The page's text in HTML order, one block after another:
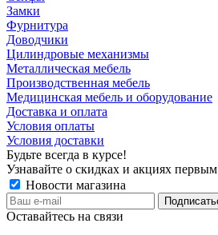
Замки
Фурнитура
Доводчики
Цилиндровые механизмы
Металлическая мебель
Производственная мебель
Медицинская мебель и оборудование
Доставка и оплата
Условия оплаты
Условия доставки
Будьте всегда в курсе!
Узнавайте о скидках и акциях первым
Новости магазина
Оставайтесь на связи